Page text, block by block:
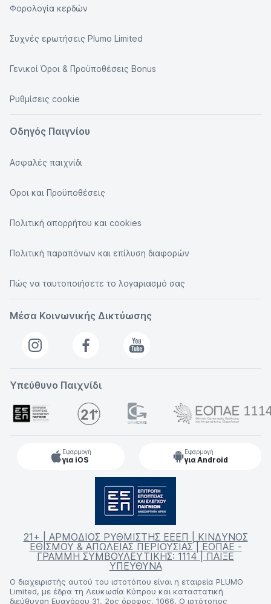
Φορολογία κερδών
Συχνές ερωτήσεις Plumo Limited
Γενικοί Όροι & Προϋποθέσεις Bonus
Ρυθμίσεις cookie
Οδηγός Παιγνίου
Ασφαλές παιχνίδι
Οροι και Προϋποθέσεις
Πολιτική απορρήτου και cookies
Πολιτική παραπόνων και επίλυση διαφορών
Πώς να ταυτοποιήσετε το λογαριασμό σας
Μέσα Κοινωνικής Δικτύωσης
Υπεύθυνο Παιχνίδι
Εφαρμογή
για iOS
Εφαρμογή
για Android
21+ | ΑΡΜΟΔΙΟΣ ΡΥΘΜΙΣΤΗΣ ΕΕΕΠ | ΚΙΝΔΥΝΟΣ
ΕΘΙΣΜΟΥ & ΑΠΩΛΕΙΑΣ ΠΕΡΙΟΥΣΙΑΣ | ΕΟΠΑΕ -
ΓΡΑΜΜΗ ΣΥΜΒΟΥΛΕΥΤΙΚΗΣ: 1114 | ΠΑΙΞΕ
ΥΠΕΥΘΥΝΑ
Ο διαχειριστής αυτού του ιστοτόπου είναι η εταιρεία PLUMO
Limited, με έδρα τη Λευκωσία Κύπρου και καταστατική
διεύθυνση Ευαγόρου 31, 2ος όροφος, 1066. Ο ιστότοπος